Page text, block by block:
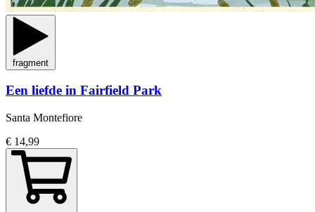
fragment
Een liefde in Fairfield Park
Santa Montefiore
€ 14,99